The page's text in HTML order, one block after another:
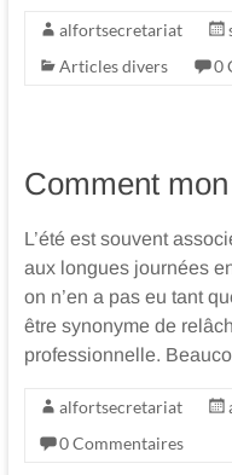
alfortsecretariat
Articles divers
0
Comment
L’été est souvent
aux longues journées
on n’en a pas eu tant
être synonyme de
professionnelle.
alfortsecretariat
0 Commentaires